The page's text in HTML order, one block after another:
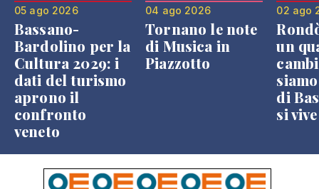
05 ago 2026
Bassano-
Bardolino per la
Cultura 2029: i
dati del turismo
aprono il
confronto
veneto
04 ago 2026
Tornano le note
di Musica in
Piazzotto
02 ago
un
di
si